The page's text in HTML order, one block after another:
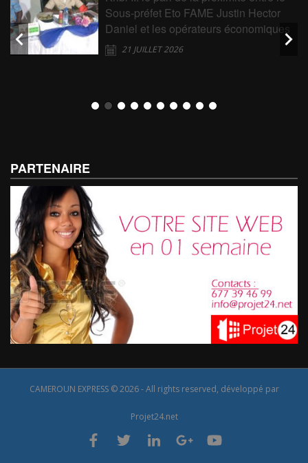
Sous-préfet Eto FAME Justin Hector
Daniel et les opérateurs économiques
21 JUILLET 2026
PARTENAIRE
CAMEROUN EXPRESS © 2026 - All rights reserved, développé par
Projet24.net